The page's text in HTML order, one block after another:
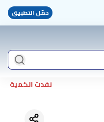
حمّل التطبيق
نفدت الكمية